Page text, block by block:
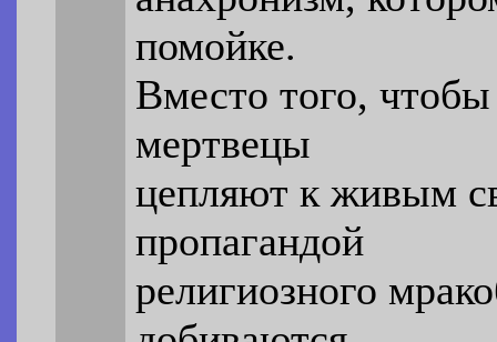
помойке.
Вместо того, чтобы
мертвецы
цепляют к живым
пропагандой
религиозного